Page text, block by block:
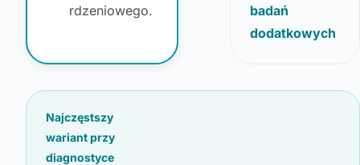
rdzeniowego.
badań
dodatkowych
Najczęstszy
wariant przy
diagnostyce